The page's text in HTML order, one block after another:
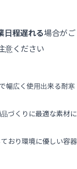
日程遅れる場合がご
意ください
広く使用出来る耐寒
づくりに最適な素材に
おり環境に優しい容器